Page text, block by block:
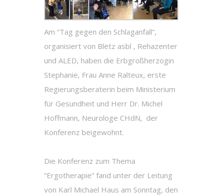
Am “Tag gegen den Schlaganfall”,
organisiert von Blëtz asbl , Rehazenter
und ALED, haben die Erbgroßherzogin
Stephanie, Frau Anne Ralteux, erste
Regierungsberaterin beim Ministerium
für Gesundheit und Herr Dr. Michel
Hoffmann, Neurologe CHdN, der
Konferenz beigewohnt.
Die Konferenz zum Thema
“Ergotherapie” fand unter der Leitung
von Karl Michael Haus am Sonntag, den